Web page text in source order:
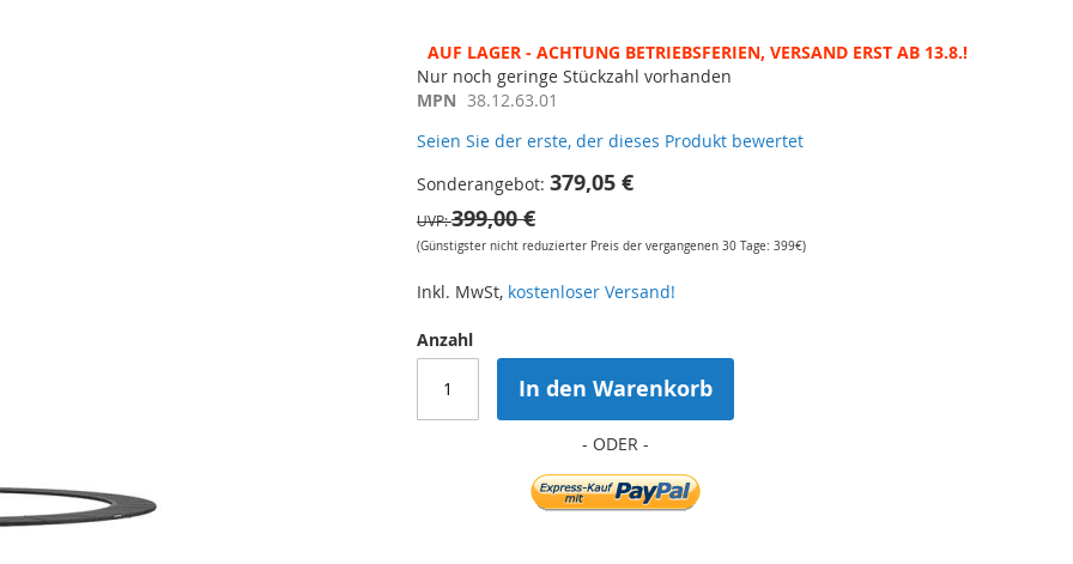
AUF LAGER - ACHTUNG BETRIEBSFERIEN, VERSAND ERST AB 13.8.!
Nur noch geringe Stückzahl vorhanden
MPN 38.12.63.01
Seien Sie der erste, der dieses Produkt bewertet
Sonderangebot 379,05 €
UVP 399,00 €
(Günstigster nicht reduzierter Preis der vergangenen 30 Tage: 399€)
Inkl. MwSt, kostenloser Versand!
Anzahl
In den Warenkorb